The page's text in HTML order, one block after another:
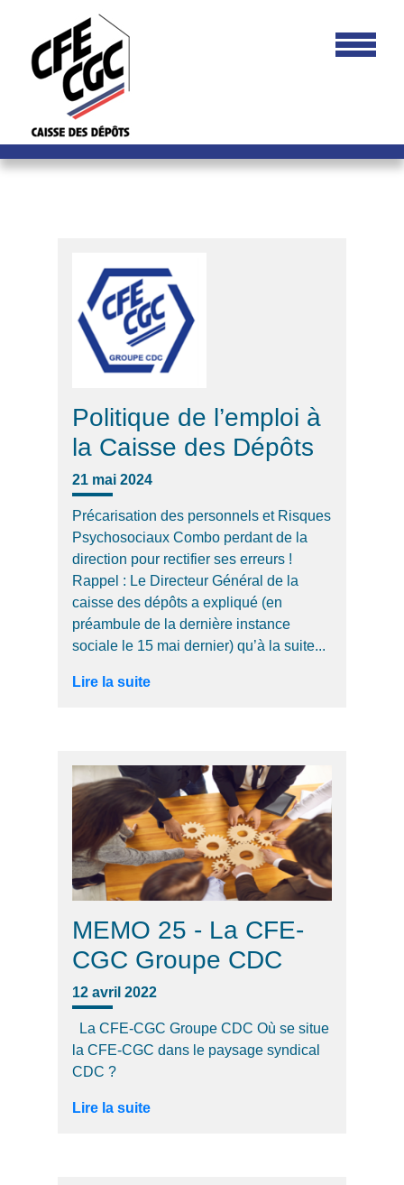
Politique de l’emploi à
la Caisse des Dépôts
21 mai 2024
Précarisation des personnels et Risques
Psychosociaux Combo perdant de la
direction pour rectifier ses erreurs !
Rappel : Le Directeur Général de la
caisse des dépôts a expliqué (en
préambule de la dernière instance
sociale le 15 mai dernier) qu’à la suite...
Lire la suite
MEMO 25 - La CFE-
CGC Groupe CDC
12 avril 2022
La CFE-CGC Groupe CDC Où se situe
la CFE-CGC dans le paysage syndical
CDC ?
Lire la suite